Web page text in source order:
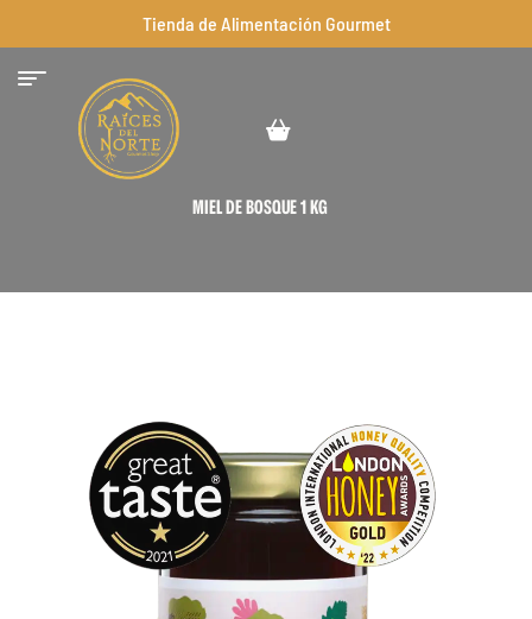
Tienda de Alimentación Gourmet
MIEL DE BOSQUE 1 KG